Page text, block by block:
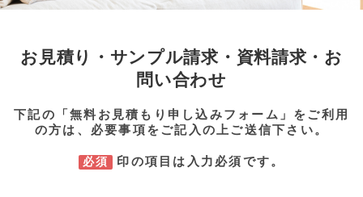
お見積り・サンプル請求・資料請求・お
問い合わせ
下記の「無料お見積もり申し込みフォーム」をご利用
の方は、必要事項をご記入の上ご送信下さい。
必須 印の項目は入力必須です。